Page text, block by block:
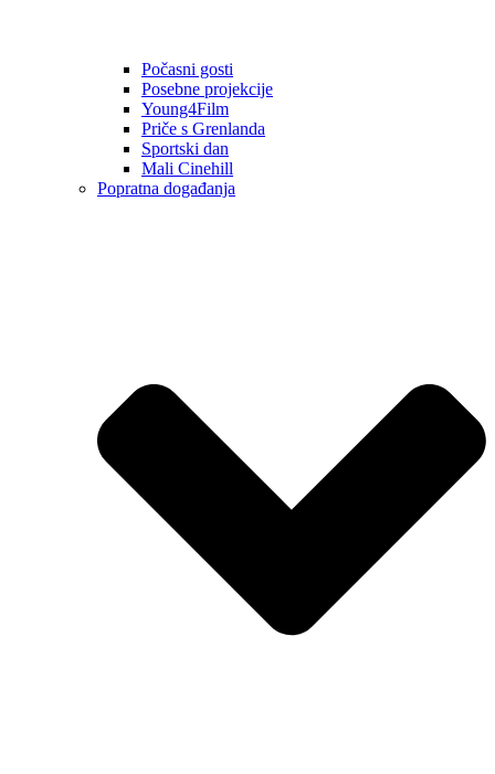
Počasni gosti
Posebne projekcije
Young4Film
Priče s Grenlanda
Sportski dan
Mali Cinehill
Popratna događanja